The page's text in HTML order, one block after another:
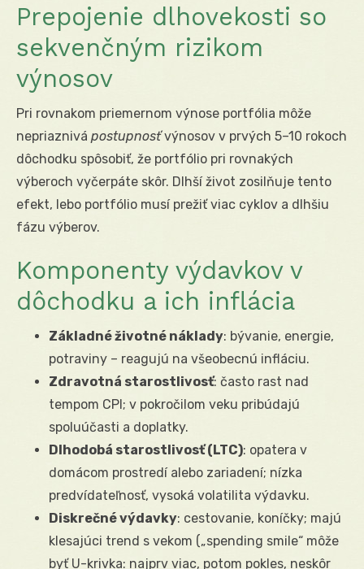
Prepojenie dlhovekosti so
sekvenčným rizikom
výnosov
Pri rovnakom priemernom výnose portfólia môže
nepriaznivá postupnosťvýnosov v prvých 5–10 rokoch
dôchodku spôsobiť, že portfólio pri rovnakých
výberoch vyčerpáte skôr. Dlhší život zosilňuje tento
efekt, lebo portfólio musí prežiť viac cyklov a dlhšiu
fázu výberov.
Komponenty výdavkov v
dôchodku a ich inflácia
Základné životné náklady: bývanie, energie,
potraviny – reagujú na všeobecnú infláciu.
Zdravotná starostlivosť: často rast nad
tempom CPI; v pokročilom veku pribúdajú
spoluúčasti a doplatky.
Dlhodobá starostlivosť (LTC): opatera v
domácom prostredí alebo zariadení; nízka
predvídateľnosť, vysoká volatilita výdavku.
Diskrečné výdavky: cestovanie, koníčky; majú
klesajúci trend s vekom („spending smile“ môže
byť U-krivka: najprv viac, potom pokles, neskôr